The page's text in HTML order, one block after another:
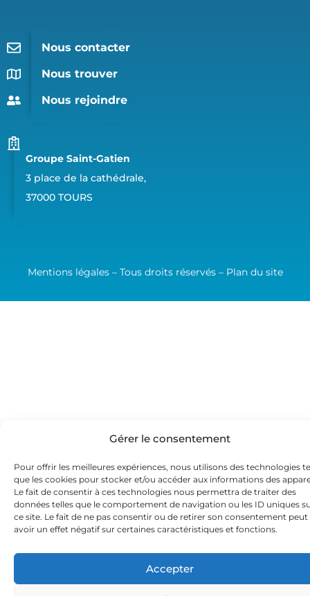
Gérer le consentement
Pour offrir les meilleures expériences, nous utilisons des technologies
que les cookies pour stocker et/ou accéder aux informations des
Le fait de consentir à ces technologies nous permettra de traiter des
données telles que le comportement de navigation ou les ID uniques
ce site. Le fait de ne pas consentir ou de retirer son consentement peut
avoir un effet négatif sur certaines caractéristiques et fonctions.
Accepter
Nous contacter
Nous trouver
Nous rejoindre
Groupe Saint-Gatien
3 place de la cathédrale,
37000 TOURS
Mentions légales – Tous droits réservés – Plan du site